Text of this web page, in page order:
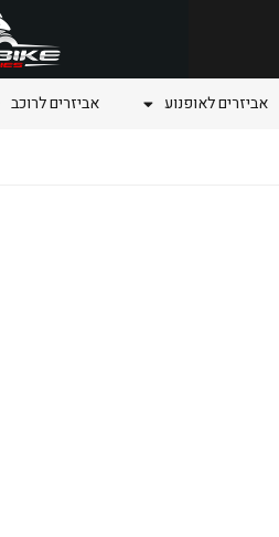
אביזרים לאופנוע אביזרים לרוכב